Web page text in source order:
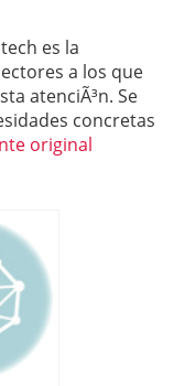
es la
a los que
atenciÃ³n. Se
concretas
original